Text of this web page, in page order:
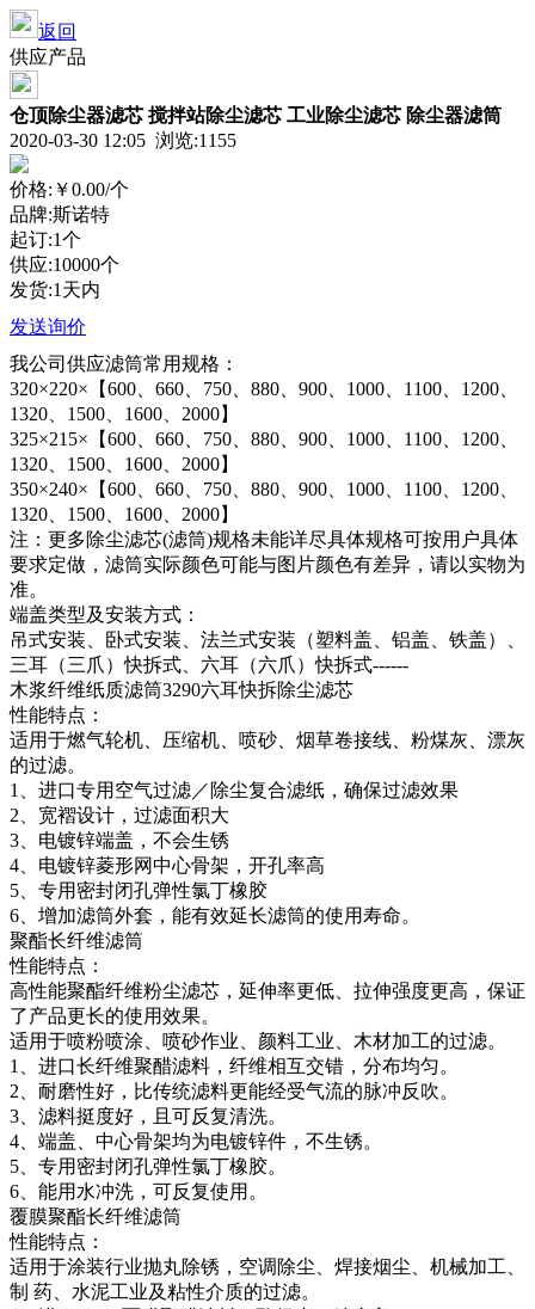
返回
供应产品
仓顶除尘器滤芯 搅拌站除尘滤芯 工业除尘滤芯 除尘器滤筒
2020-03-30 12:05 浏览:1155
价格: ￥0.00/个
品牌:斯诺特
起订:1个
供应:10000个
发货:1天内
发送询价
我公司供应滤筒常用规格：
320×220×【600、660、750、880、900、1000、1100、1200、
1320、1500、1600、2000】
325×215×【600、660、750、880、900、1000、1100、1200、
1320、1500、1600、2000】
350×240×【600、660、750、880、900、1000、1100、1200、
1320、1500、1600、2000】
注：更多除尘滤芯(滤筒)规格未能详尽具体规格可按用户具体
要求定做，滤筒实际颜色可能与图片颜色有差异，请以实物为
准。
端盖类型及安装方式：
吊式安装、卧式安装、法兰式安装（塑料盖、铝盖、铁盖）、
三耳（三爪）快拆式、六耳（六爪）快拆式------
木浆纤维纸质滤筒3290六耳快拆除尘滤芯
性能特点：
适用于燃气轮机、压缩机、喷砂、烟草卷接线、粉煤灰、漂灰
的过滤。
1、进口专用空气过滤／除尘复合滤纸，确保过滤效果
2、宽褶设计，过滤面积大
3、电镀锌端盖，不会生锈
4、电镀锌菱形网中心骨架，开孔率高
5、专用密封闭孔弹性氯丁橡胶
6、增加滤筒外套，能有效延长滤筒的使用寿命。
聚酯长纤维滤筒
性能特点：
高性能聚酯纤维粉尘滤芯，延伸率更低、拉伸强度更高，保证
了产品更长的使用效果。
适用于喷粉喷涂、喷砂作业、颜料工业、木材加工的过滤。
1、进口长纤维聚醋滤料，纤维相互交错，分布均匀。
2、耐磨性好，比传统滤料更能经受气流的脉冲反吹。
3、滤料挺度好，且可反复清洗。
4、端盖、中心骨架均为电镀锌件，不生锈。
5、专用密封闭孔弹性氯丁橡胶。
6、能用水冲洗，可反复使用。
覆膜聚酯长纤维滤筒
性能特点：
适用于涂装行业抛丸除锈，空调除尘、焊接烟尘、机械加工、
制 药、水泥工业及粘性介质的过滤。